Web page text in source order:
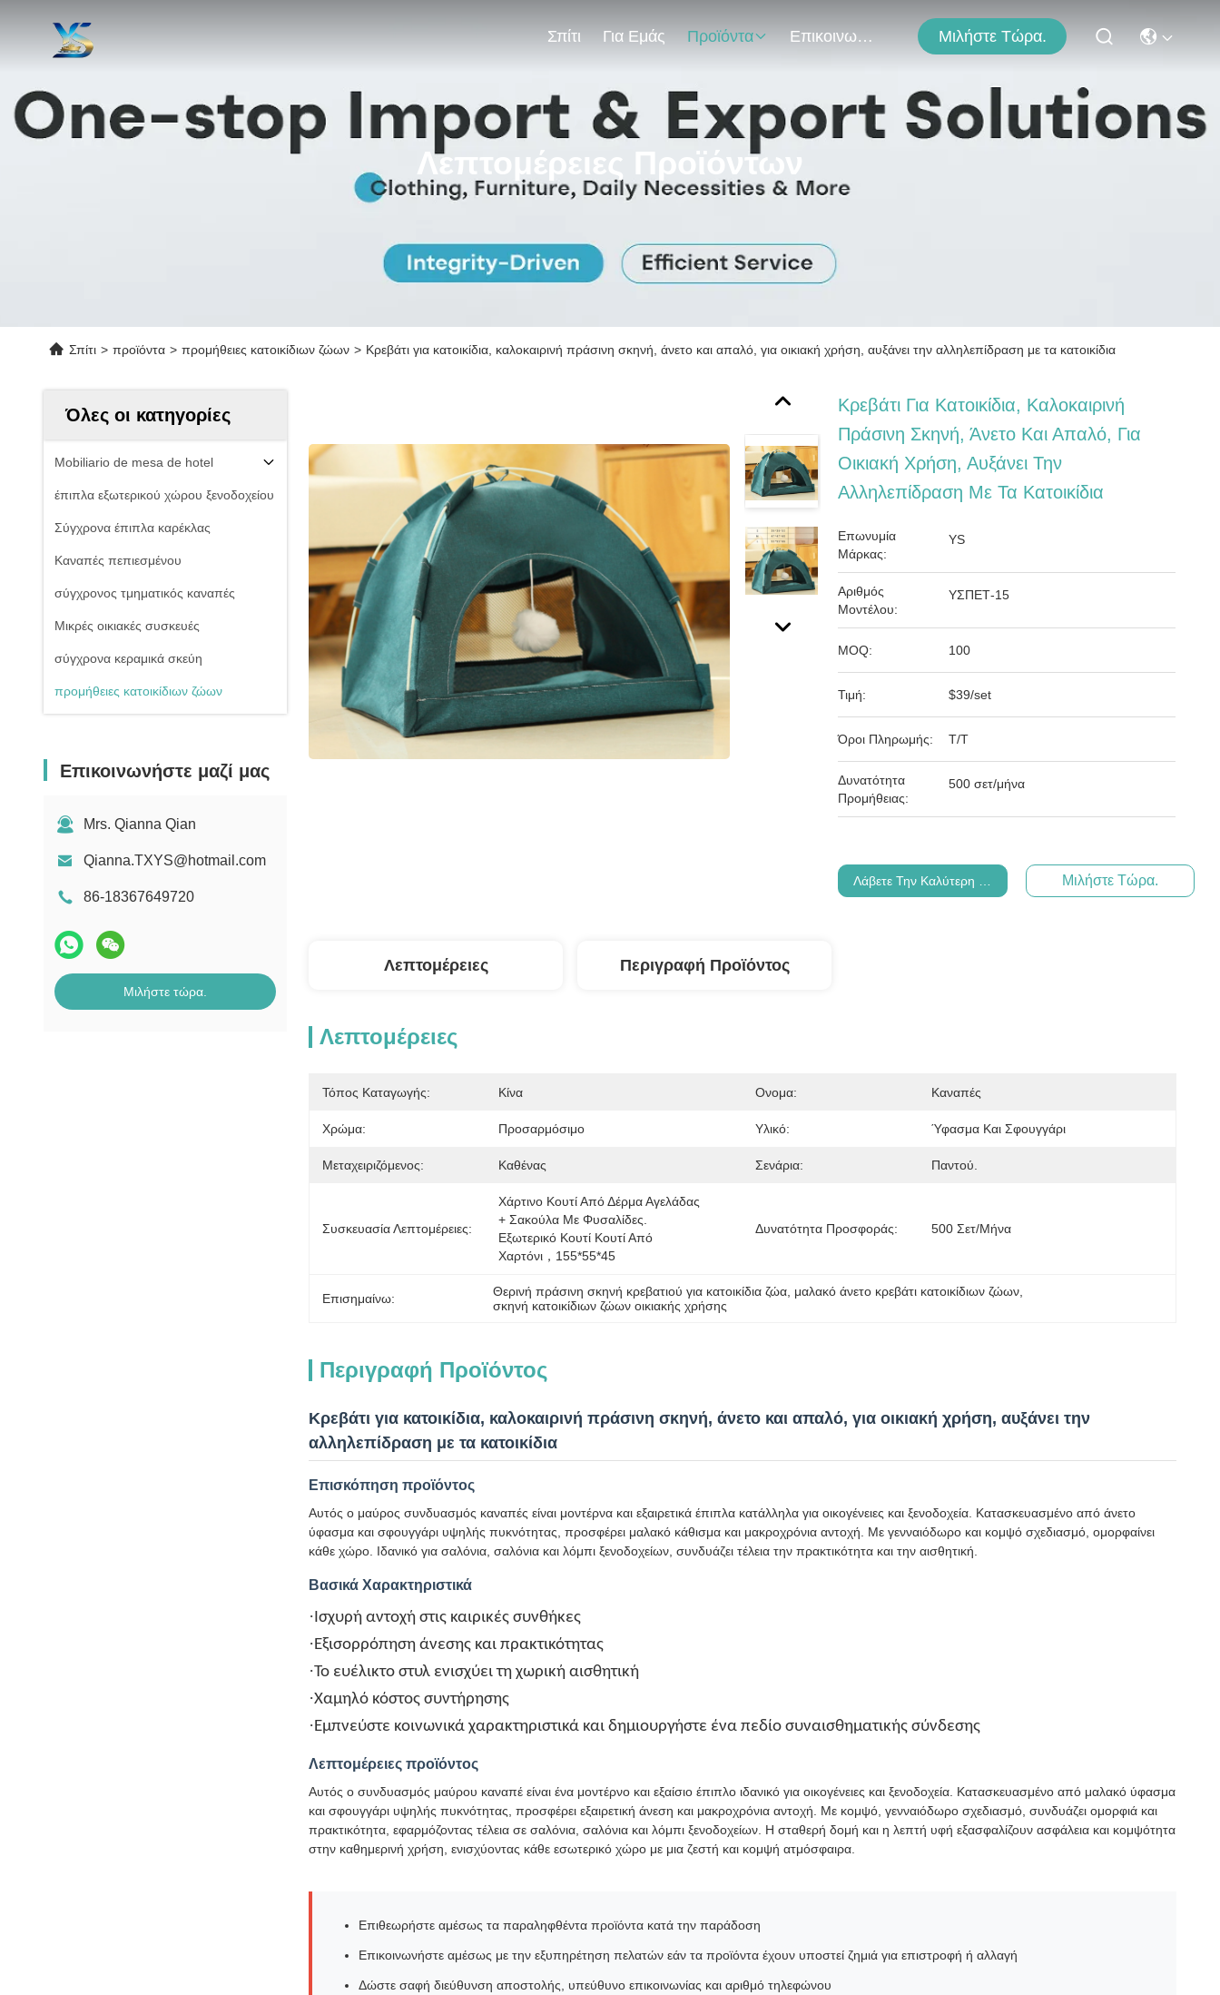
Σπίτι Για Εμάς Προϊόντα Επικοινωνήστε Μαζί Μας Μιλήστε Τώρα.
Λεπτομέρειες Προϊόντων
Σπίτι > προϊόντα > προμήθειες κατοικίδιων ζώων > Κρεβάτι για κατοικίδια, καλοκαιρινή πράσινη σκηνή, άνετο και απαλό, για οικιακή χρήση, αυξάνει την αλληλεπίδραση με τα κατοικίδια
Όλες οι κατηγορίες
Mobiliario de mesa de hotel
έπιπλα εξωτερικού χώρου ξενοδοχείου
Σύγχρονα έπιπλα καρέκλας
Καναπές πεπιεσμένου
σύγχρονος τμηματικός καναπές
Μικρές οικιακές συσκευές
σύγχρονα κεραμικά σκεύη
προμήθειες κατοικίδιων ζώων
Επικοινωνήστε μαζί μας
Mrs. Qianna Qian
Qianna.TXYS@hotmail.com
86-18367649720
Μιλήστε τώρα.
Κρεβάτι Για Κατοικίδια, Καλοκαιρινή
Πράσινη Σκηνή, Άνετο Και Απαλό, Για
Οικιακή Χρήση, Αυξάνει Την
Αλληλεπίδραση Με Τα Κατοικίδια
Επωνυμία
Μάρκας:
YS
Αριθμός
Μοντέλου:
ΥΣΠΕΤ-15
MOQ: 100
Τιμή: $39/set
Όροι Πληρωμής: T/T
Δυνατότητα
Προμήθειας:
500 σετ/μήνα
Λάβετε Την Καλύτερη Τιμή Μιλήστε Τώρα.
Λεπτομέρειες Περιγραφή Προϊόντος
Λεπτομέρειες
Τόπος Καταγωγής: Κίνα Ονομα: Καναπές
Χρώμα: Προσαρμόσιμο Υλικό: Ύφασμα Και Σφουγγάρι
Μεταχειριζόμενος: Καθένας Σενάρια: Παντού.
Συσκευασία Λεπτομέρειες:
Χάρτινο Κουτί Από Δέρμα Αγελάδας
+ Σακούλα Με Φυσαλίδες.
Εξωτερικό Κουτί Κουτί Από
Χαρτόνι，155*55*45
Δυνατότητα Προσφοράς: 500 Σετ/μήνα
Επισημαίνω: Θερινή πράσινη σκηνή κρεβατιού για κατοικίδια ζώα μαλακό άνετο κρεβάτι κατοικίδιων ζώων
σκηνή κατοικίδιων ζώων οικιακής χρήσης
Περιγραφή Προϊόντος
Κρεβάτι για κατοικίδια, καλοκαιρινή πράσινη σκηνή, άνετο και απαλό, για οικιακή χρήση, αυξάνει την
αλληλεπίδραση με τα κατοικίδια
Επισκόπηση προϊόντος
Αυτός ο μαύρος συνδυασμός καναπές είναι μοντέρνα και εξαιρετικά έπιπλα κατάλληλα για οικογένειες και ξενοδοχεία. Κατασκευασμένο από άνετο
ύφασμα και σφουγγάρι υψηλής πυκνότητας, προσφέρει μαλακό κάθισμα και μακροχρόνια αντοχή. Με γενναιόδωρο και κομψό σχεδιασμό, ομορφαίνει
κάθε χώρο. Ιδανικό για σαλόνια, σαλόνια και λόμπι ξενοδοχείων, συνδυάζει τέλεια την πρακτικότητα και την αισθητική.
Βασικά Χαρακτηριστικά
·Ισχυρή αντοχή στις καιρικές συνθήκες
·Εξισορρόπηση άνεσης και πρακτικότητας
·Το ευέλικτο στυλ ενισχύει τη χωρική αισθητική
·Χαμηλό κόστος συντήρησης
·Εμπνεύστε κοινωνικά χαρακτηριστικά και δημιουργήστε ένα πεδίο συναισθηματικής σύνδεσης
Λεπτομέρειες προϊόντος
Αυτός ο συνδυασμός μαύρου καναπέ είναι ένα μοντέρνο και εξαίσιο έπιπλο ιδανικό για οικογένειες και ξενοδοχεία. Κατασκευασμένο από μαλακό ύφασμα
και σφουγγάρι υψηλής πυκνότητας, προσφέρει εξαιρετική άνεση και μακροχρόνια αντοχή. Με κομψό, γενναιόδωρο σχεδιασμό, συνδυάζει ομορφιά και
πρακτικότητα, εφαρμόζοντας τέλεια σε σαλόνια, σαλόνια και λόμπι ξενοδοχείων. Η σταθερή δομή και η λεπτή υφή εξασφαλίζουν ασφάλεια και κομψότητα
στην καθημερινή χρήση, ενισχύοντας κάθε εσωτερικό χώρο με μια ζεστή και κομψή ατμόσφαιρα.
Επιθεωρήστε αμέσως τα παραληφθέντα προϊόντα κατά την παράδοση
Επικοινωνήστε αμέσως με την εξυπηρέτηση πελατών εάν τα προϊόντα έχουν υποστεί ζημιά για επιστροφή ή αλλαγή
Δώστε σαφή διεύθυνση αποστολής, υπεύθυνο επικοινωνίας και αριθμό τηλεφώνου